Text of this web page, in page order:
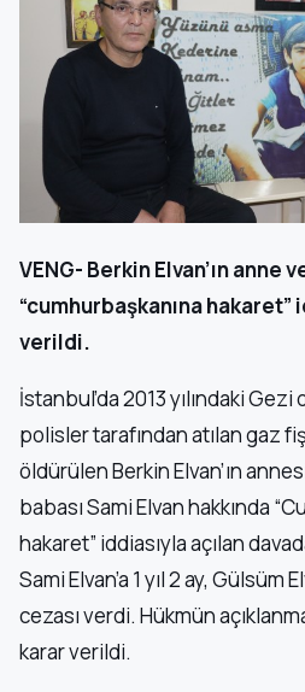
VENG- Berkin Elvan’ın anne
“cumhurbaşkanına hakaret”
verildi.
İstanbul’da 2013 yılındaki Gezi
polisler tarafından atılan gaz
öldürülen Berkin Elvan’ın
babası Sami Elvan hakkında
hakaret” iddiasıyla açılan
Sami Elvan’a 1 yıl 2 ay, Gülsüm
cezası verdi. Hükmün
karar verildi.